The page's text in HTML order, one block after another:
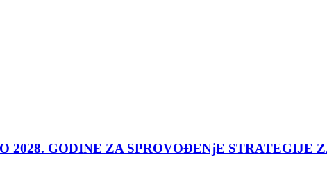
2028. GODINE ZA SPROVOĐENjE STRATEGIJE